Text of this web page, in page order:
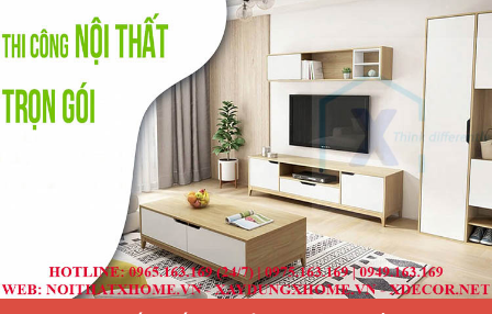
Số điện thoại để X HOME có thể liên hệ với bạn (*)
chính xách để thuận lợi cho quá trình triển khai công tác khảo sát và
thiết kế sau này
Địa chỉ email
Miêu tả sơ bộ về căn hộ quý khách muốn X HOME thiết kế
Số phòng - Diện tích - Công năng các phòng - Khoảng thời gian quý
khách cần có các sản phẩm nội thất lắp đặt hoàn thiện